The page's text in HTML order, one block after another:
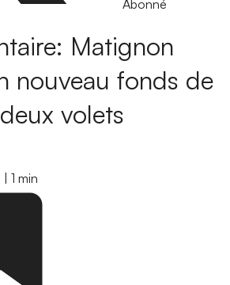
Abonné
Matignon
nouveau fonds de
volets
1 min